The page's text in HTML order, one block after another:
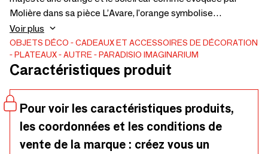
Molière dans sa pièce L’Avare, l'orange symbolise
l’extravagance, Louis XIV y vit une ressemblance avec le
soleil. Il l’adopta comme son symbole personnel Plateau
rectangulaire de haute qualité en métal vernis, à l'aspect
brillant, finition bordure dorée peinte. Ce plateau est
plateau de service et il s'accorde parfaitement avec le
plateau le prince jardinier Format 20x27 cm créé à Paris et
fabriqué en Inde.
Voir plus
OBJETS DÉCO
CADEAUX ET ACCESSOIRES DE DÉCORATION
PLATEAUX
AUTRE PARADISIO IMAGINARIUM
Caractéristiques produit
Pour voir les caractéristiques produits,
les coordonnées et les conditions de
vente de la marque : créez vous un